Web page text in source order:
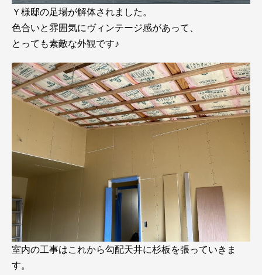
Ｙ様邸の足場が解体されました。
色合いと雰囲気にヴィンテージ感があって、
とっても素敵な外観です♪
室内の工事はこれから勾配天井に杉板を張っていきま
す。